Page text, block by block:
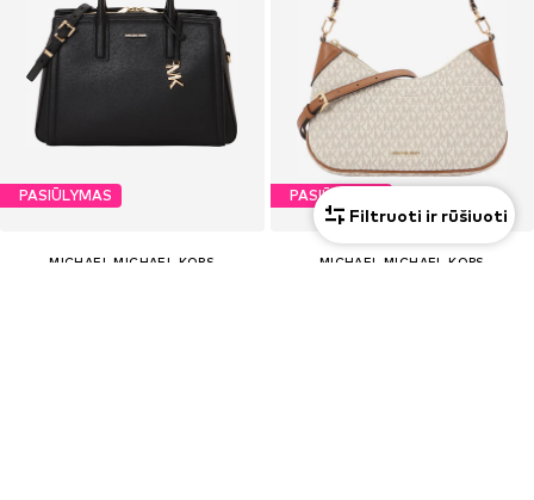
PASIŪLYMAS
MICHAEL MICHAEL KORS
PASIŪLYMAS
MICHAEL MICHAEL KORS
Filtruoti ir rūšiuoti